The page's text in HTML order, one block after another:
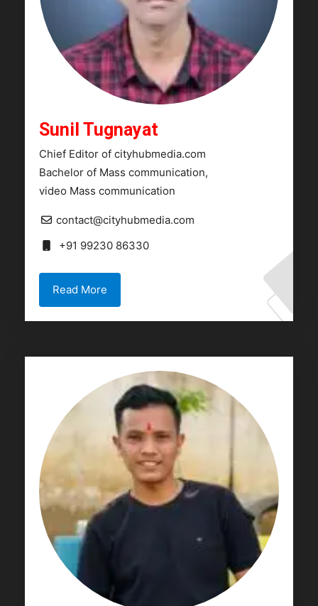
Sunil Tugnayat
Chief Editor of cityhubmedia.com
Bachelor of Mass communication,
video Mass communication
contact@cityhubmedia.com
+91 99230 86330
Read More